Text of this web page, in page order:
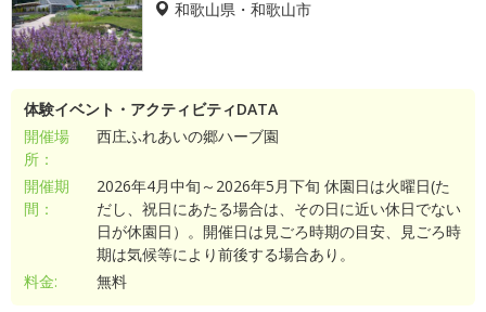
和歌山県・和歌山市
体験イベント・アクティビティDATA
開催場
所：
西庄ふれあいの郷ハーブ園
開催期
間：
2026年4月中旬～2026年5月下旬 休園日は火曜日(た
だし、祝日にあたる場合は、その日に近い休日でない
日が休園日）。開催日は見ごろ時期の目安、見ごろ時
期は気候等により前後する場合あり。
料金:
無料